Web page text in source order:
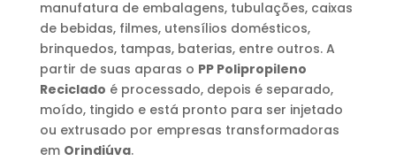
manufatura de embalagens, tubulações, caixas
de bebidas, filmes, utensílios domésticos,
brinquedos, tampas, baterias, entre outros. A
partir de suas aparas o PP Polipropileno
Reciclado é processado, depois é separado,
moído, tingido e está pronto para ser injetado
ou extrusado por empresas transformadoras
em Orindiúva.